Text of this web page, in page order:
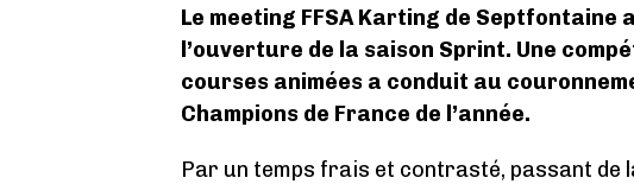
Le meeting FFSA Karting de Septfontaine
l’ouverture de la saison Sprint. Une
courses animées a conduit au
Champions de France de l’année.
Par un temps frais et contrasté, passant de